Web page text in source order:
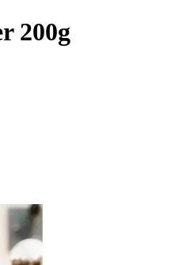
200g